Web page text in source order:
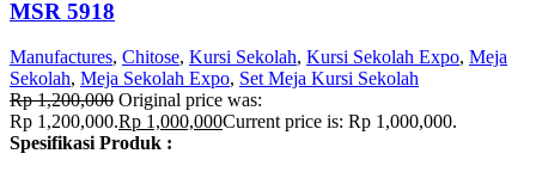
MSR 5918
Manufactures, Chitose, Kursi Sekolah, Kursi Sekolah Expo, Meja
Sekolah, Meja Sekolah Expo, Set Meja Kursi Sekolah
Rp1,200,000 Original price was:
Rp 1,200,000.Rp 1,000,000Current price is: Rp 1,000,000.
Spesifikasi Produk :